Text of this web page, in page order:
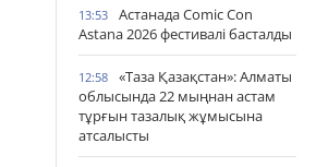
13:53
Астанада Comic Con
Astana 2026 фестивалі басталды
12:58
«Таза Қазақстан»: Алматы
облысында 22 мыңнан астам
тұрғын тазалық жұмысына
атсалысты